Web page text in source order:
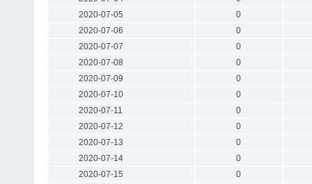
2020-07-05
0
2020-07-06
0
2020-07-07
0
2020-07-08
0
2020-07-09
0
2020-07-10
0
2020-07-11
0
2020-07-12
0
2020-07-13
0
2020-07-14
0
2020-07-15
0